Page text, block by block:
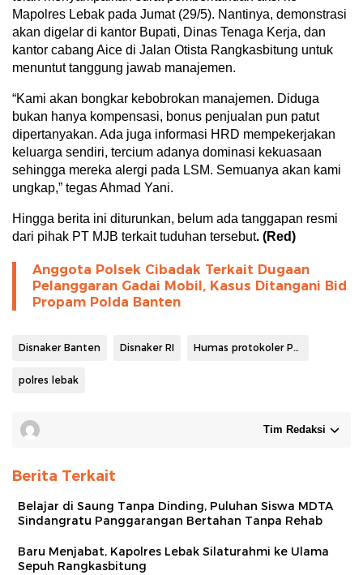
Mapolres Lebak pada Jumat (29/5). Nantinya, demonstrasi
akan digelar di kantor Bupati, Dinas Tenaga Kerja, dan
kantor cabang Aice di Jalan Otista Rangkasbitung untuk
menuntut tanggung jawab manajemen.
“Kami akan bongkar kebobrokan manajemen. Diduga
bukan hanya kompensasi, bonus penjualan pun patut
dipertanyakan. Ada juga informasi HRD mempekerjakan
keluarga sendiri, tercium adanya dominasi kekuasaan
sehingga mereka alergi pada LSM. Semuanya akan kami
ungkap,” tegas Ahmad Yani.
Hingga berita ini diturunkan, belum ada tanggapan resmi
dari pihak PT MJB terkait tuduhan tersebut. (Red)
Anggota Polsek Cibadak Terkait Dugaan
Pelanggaran Gadai Mobil, Kasus Ditangani Bid
Propam Polda Banten
Disnaker Banten Disnaker RI Humas protokoler Pemkab Lebak
polres lebak
Tim Redaksi
Berita Terkait
Belajar di Saung Tanpa Dinding, Puluhan Siswa MDTA
Sindangratu Panggarangan Bertahan Tanpa Rehab
Baru Menjabat, Kapolres Lebak Silaturahmi ke Ulama
Sepuh Rangkasbitung